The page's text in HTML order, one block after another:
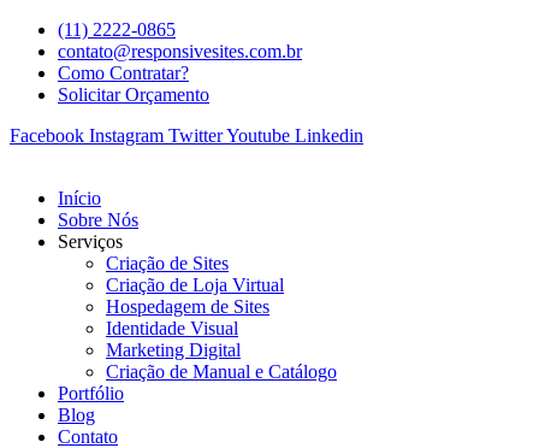
(11) 2222-0865
contato@responsivesites.com.br
Como Contratar?
Solicitar Orçamento
Facebook Instagram TwitterYoutube Linkedin
Início
Sobre Nós
Serviços
Criação de Sites
Criação de Loja Virtual
Hospedagem de Sites
Identidade Visual
Marketing Digital
Criação de Manual e Catálogo
Portfólio
Blog
Contato